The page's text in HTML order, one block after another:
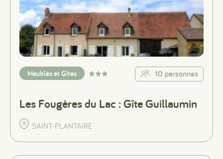
Meublés et Gîtes 10 personnes
Les Fougères du Lac : Gîte Guillaumin
SAINT-PLANTAIRE